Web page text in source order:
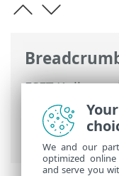
ESET
Ofisler İçin
politikası
>
uygulamalar
We and our
optimized
and serve you